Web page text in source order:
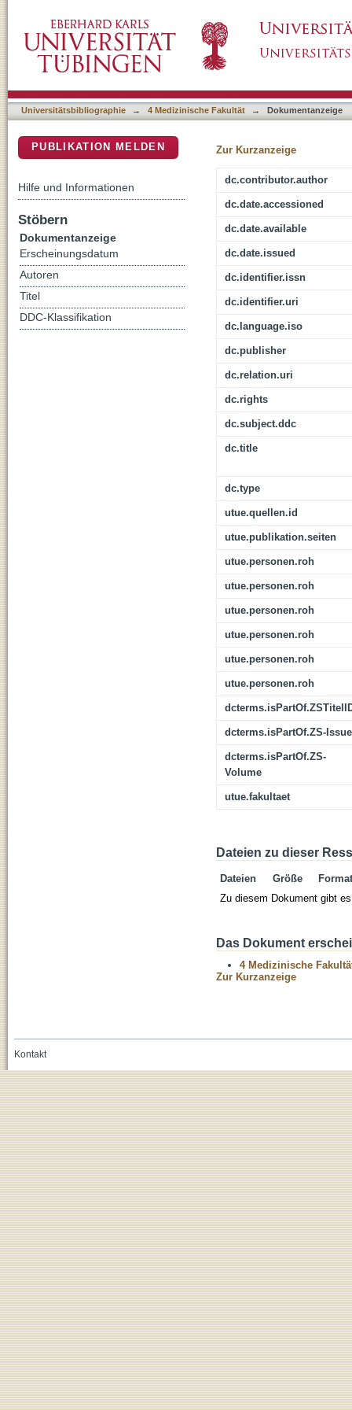
Universitätsbibliographie → 4 Medizinische Fakultät → Dokumentanzeige
Zur Kurzanzeige
dc.contributor.author
dc.date.accessioned
dc.date.available
dc.date.issued
dc.identifier.issn
dc.identifier.uri
dc.language.iso
dc.publisher
dc.relation.uri
dc.rights
dc.subject.ddc
dc.title
dc.type
utue.quellen.id
utue.publikation.seiten
utue.personen.roh
utue.personen.roh
utue.personen.roh
utue.personen.roh
utue.personen.roh
utue.personen.roh
dcterms.isPartOf.ZS-Issue
dcterms.isPartOf.ZS-
Volume
utue.fakultaet
Dateien zu dieser
Dateien Größe
Format
Zu diesem Dokument gibt
Das Dokument
4 Medizinische
Zur Kurzanzeige
PUBLIKATION MELDEN
Hilfe und Informationen
Stöbern
Dokumentanzeige
Erscheinungsdatum
Autoren
Titel
DDC-Klassifikation
Kontakt